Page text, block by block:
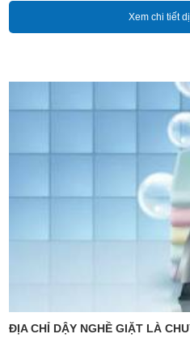
Xem chi tiết
ĐỊA CHỈ DẬY NGHỀ GIẶT LÀ